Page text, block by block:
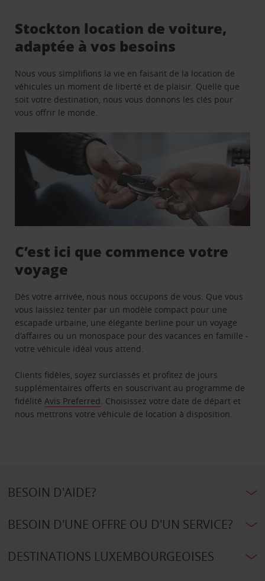
Stockton location de voiture,
adaptée à vos besoins
Nous vous simplifions la vie en faisant de la location de
véhicules un moment de liberté et de plaisir. Quelle que
soit votre destination, nous vous donnons les clés pour
vous offrir le monde.
C’est ici que commence votre
voyage
Dès votre arrivée, nous nous occupons de vous. Que vous
vous laissiez tenter par un modèle compact pour une
escapade urbaine, une élégante berline pour un voyage
d’affaires ou un monospace pour des vacances en famille -
votre véhicule idéal vous attend.
Clients fidèles, soyez surclassés et profitez de jours
supplémentaires offerts en souscrivant au programme de
fidélitéAvis Preferred. Choisissez votre date de départ et
nous mettrons votre véhicule de location à disposition.
BESOIN D'AIDE?
BESOIN D'UNE OFFRE OU D'UN SERVICE?
DESTINATIONS LUXEMBOURGEOISES